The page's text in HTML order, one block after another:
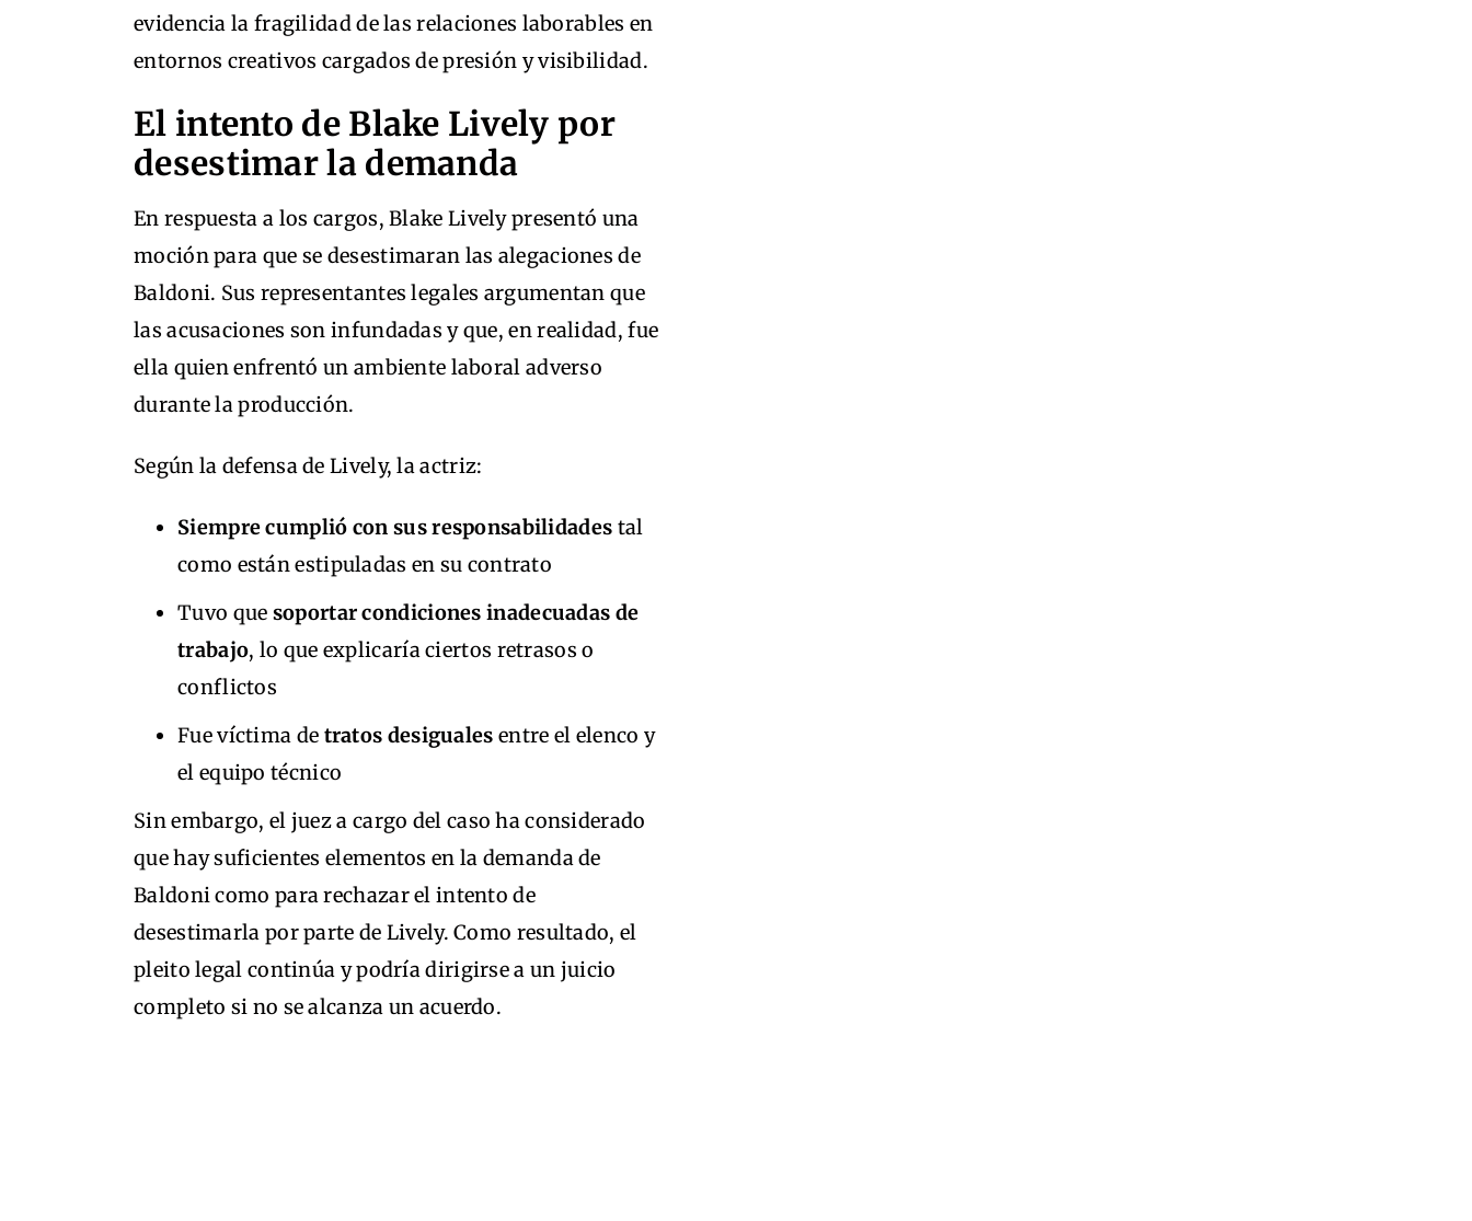
evidencia la fragilidad de las relaciones laborables en
entornos creativos cargados de presión y visibilidad.
El intento de Blake Lively por
desestimar la demanda
En respuesta a los cargos, Blake Lively presentó una
moción para que se desestimaran las alegaciones de
Baldoni. Sus representantes legales argumentan que
las acusaciones son infundadas y que, en realidad, fue
ella quien enfrentó un ambiente laboral adverso
durante la producción.
Según la defensa de Lively, la actriz:
Siempre cumplió con sus responsabilidades tal
como están estipuladas en su contrato
Tuvo que soportar condiciones inadecuadas de
trabajo, lo que explicaría ciertos retrasos o
conflictos
Fue víctima de tratos desiguales entre el elenco y
el equipo técnico
Sin embargo, el juez a cargo del caso ha considerado
que hay suficientes elementos en la demanda de
Baldoni como para rechazar el intento de
desestimarla por parte de Lively. Como resultado, el
pleito legal continúa y podría dirigirse a un juicio
completo si no se alcanza un acuerdo.